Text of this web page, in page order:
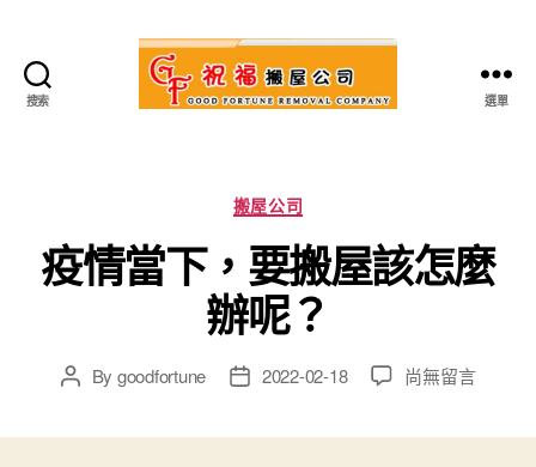
搜索
屋
公
司
選單
Categories
搬屋公司
疫情當下，要搬屋該怎麼
辦呢？
PostBy goodfortune
Post2022-02-18
在
尚無留言